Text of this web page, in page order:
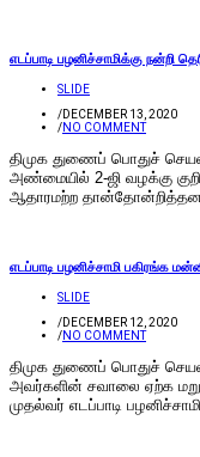
எடப்பாடி பழனிச்சாமிக்கு நன்றி
SLIDE
/DECEMBER 13, 2020
/NO COMMENT
திமுக துணைப் பொதுச்
அண்மையில் 2-ஜி வழக்கு
ஆதாரமற்ற
எடப்பாடி பழனிச்சாமி பகிரங்க
SLIDE
/DECEMBER 12, 2020
/NO COMMENT
திமுக துணைப் பொதுச்
அவர்களின் சவாலை ஏற்க
முதல்வர் எடப்பாடி